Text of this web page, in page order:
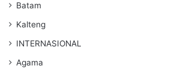
Batam
Kalteng
INTERNASIONAL
Agama